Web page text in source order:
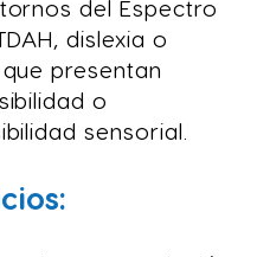
del Espectro
dislexia o
presentan
o
sensorial.